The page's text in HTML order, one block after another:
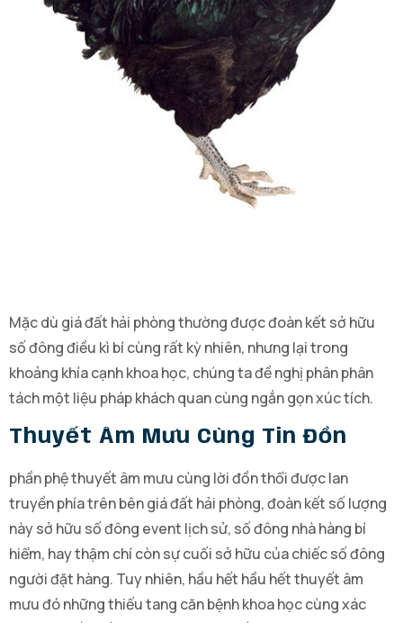
Mặc dù giá đất hải phòng thường được đoàn kết sở hữu
số đông điều kì bí cùng rất kỳ nhiên, nhưng lại trong
khoảng khía cạnh khoa học, chúng ta đề nghị phân phân
tách một liệu pháp khách quan cùng ngắn gọn xúc tích.
Thuyết Âm Mưu Cùng Tin Đồn
phần phệ thuyết âm mưu cùng lời đồn thổi được lan
truyền phía trên bên giá đất hải phòng, đoàn kết số lượng
này sở hữu số đông event lịch sử, số đông nhà hàng bí
hiểm, hay thậm chí còn sự cuối sở hữu của chiếc số đông
người đặt hàng. Tuy nhiên, hầu hết hầu hết thuyết âm
mưu đó những thiếu tang căn bệnh khoa học cùng xác